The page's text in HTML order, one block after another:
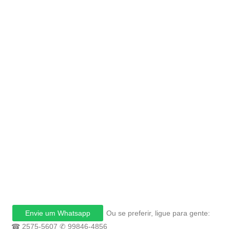
Envie um Whatsapp
Ou se preferir, ligue para gente:
☎ 2575-5607 ✆ 99846-4856